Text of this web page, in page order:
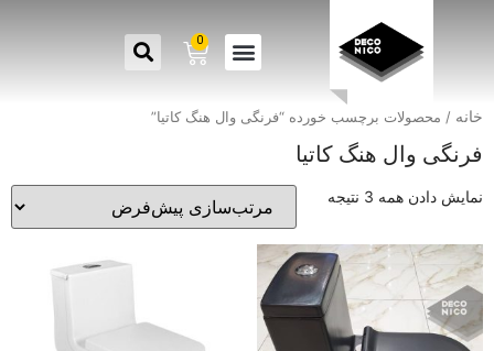
0
خانه / محصولات برچسب خورده “فرنگی وال هنگ کاتیا”
فرنگی وال هنگ کاتیا
نمایش دادن همه 3 نتیجه